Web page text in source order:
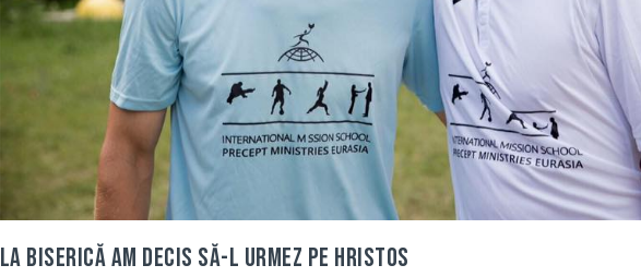
La biserică am decis să-L urmez pe Hristos